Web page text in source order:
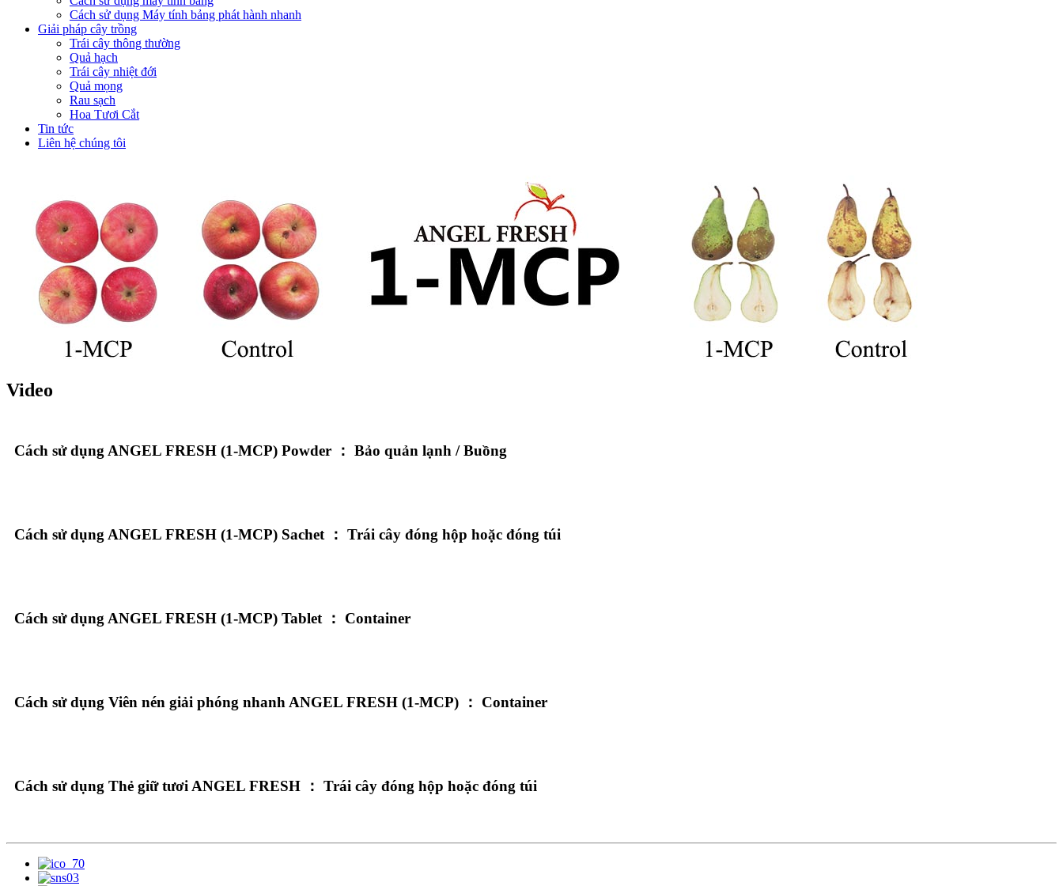
Cách sử dụng Máy tính bảng phát hành nhanh
Giải pháp cây trồng
Trái cây thông thường
Quả hạch
Trái cây nhiệt đới
Quả mọng
Rau sạch
Hoa Tươi Cắt
Tin tức
Liên hệ chúng tôi
Video
Cách sử dụng ANGEL FRESH (1-MCP) Powder ： Bảo quản lạnh / Buồng
Cách sử dụng ANGEL FRESH (1-MCP) Sachet ： Trái cây đóng hộp hoặc đóng túi
Cách sử dụng ANGEL FRESH (1-MCP) Tablet ： Container
Cách sử dụng Viên nén giải phóng nhanh ANGEL FRESH (1-MCP) ： Container
Cách sử dụng Thẻ giữ tươi ANGEL FRESH ： Trái cây đóng hộp hoặc đóng túi